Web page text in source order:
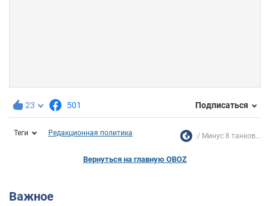
23 501 Подписаться
Теги Редакционная политика Минус 8 танков...
Вернуться на главную OBOZ
Важное